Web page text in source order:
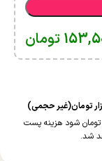
تومان
خرید شما بالای 2 میلیون و 500 هزار تومان شود هزینه پست
شد.